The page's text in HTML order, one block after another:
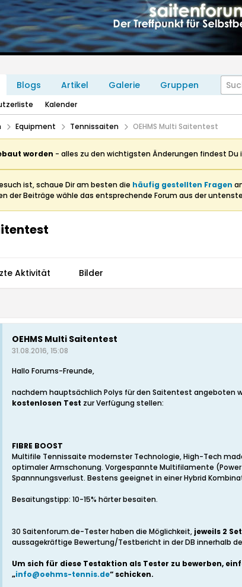
Blogs Artikel Galerie Gruppen
Kalender
Equipment Tennissaiten OEHMS Multi Saitentest
worden - alles zu den wichtigsten Änderungen findest Du
ist, schaue Dir am besten die häufig gestellten Fragen
der Beiträge wähle das entsprechende Forum aus der
Aktivität Bilder
OEHMS Multi Saitentest
31.08.2016, 15:08
Hallo Forums-Freunde,
nachdem hauptsächlich Polys für den Saitentest angeboten
kostenlosen Test zur Verfügung stellen:
FIBRE BOOST
Multifile Tennissaite modernster Technologie, High-Tech
optimaler Armschonung. Vorgespannte Multifilamente
Spannnungsverlust. Bestens geeignet in einer Hybrid
Besaitungstipp: 10-15% härter besaiten.
30 Saitenforum.de-Tester haben die Möglichkeit, jeweils 2
aussagekräftige Bewertung/Testbericht in der DB innerhalb
Um sich für diese Testaktion als Tester zu bewerben,
„info@oehms-tennis.de“ schicken.